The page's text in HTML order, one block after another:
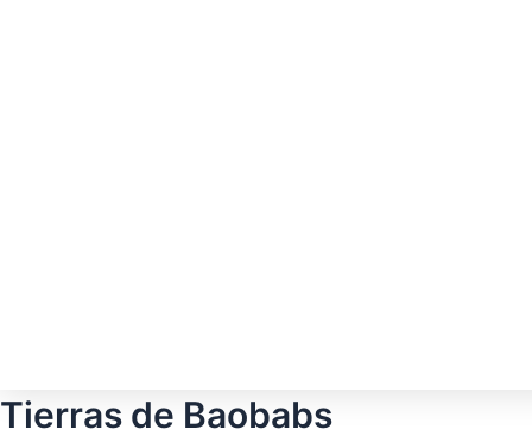
Tierras de Baobabs